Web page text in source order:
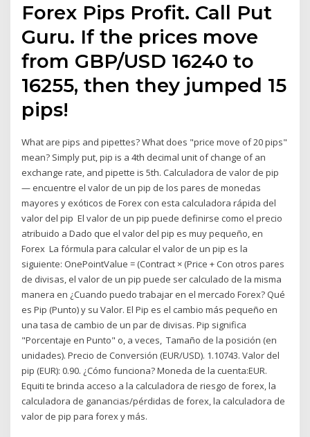
Forex Pips Profit. Call Put
Guru. If the prices move
from GBP/USD 16240 to
16255, then they jumped 15
pips!
What are pips and pipettes? What does "price move of 20 pips"
mean? Simply put, pip is a 4th decimal unit of change of an
exchange rate, and pipette is 5th. Calculadora de valor de pip
— encuentre el valor de un pip de los pares de monedas
mayores y exóticos de Forex con esta calculadora rápida del
valor del pip El valor de un pip puede definirse como el precio
atribuido a Dado que el valor del pip es muy pequeño, en
Forex La fórmula para calcular el valor de un pip es la
siguiente: OnePointValue = (Contract × (Price + Con otros pares
de divisas, el valor de un pip puede ser calculado de la misma
manera en ¿Cuando puedo trabajar en el mercado Forex? Qué
es Pip (Punto) y su Valor. El Pip es el cambio más pequeño en
una tasa de cambio de un par de divisas. Pip significa
"Porcentaje en Punto" o, a veces, Tamaño de la posición (en
unidades). Precio de Conversión (EUR/USD). 1.10743. Valor del
pip (EUR): 0.90. ¿Cómo funciona? Moneda de la cuenta:EUR.
Equiti te brinda acceso a la calculadora de riesgo de forex, la
calculadora de ganancias/pérdidas de forex, la calculadora de
valor de pip para forex y más.